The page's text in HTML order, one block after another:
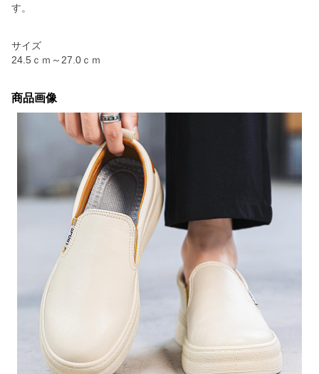
す。
サイズ
24.5ｃｍ～27.0ｃｍ
商品画像